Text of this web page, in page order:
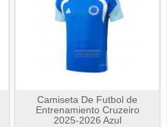
Camiseta De Futbol de
Entrenamiento Cruzeiro
2025-2026 Azul